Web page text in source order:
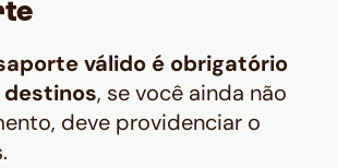
válido é obrigatório
, se você ainda não
deve providenciar o